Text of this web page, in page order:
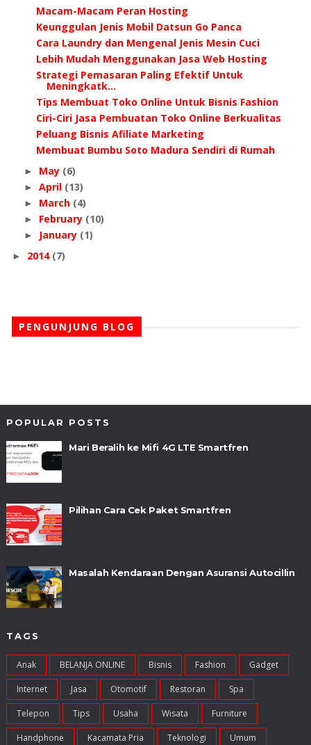
Macam-Macam Peran Hosting
Keunggulan Jenis Mobil Datsun Go Panca
Cara Laundry dan Mengenal Jenis Mesin Cuci
Lebih Mudah Menggunakan Jasa Web Hosting
Strategi Pemasaran Paling Efektif Untuk
Meningkatk...
Tips Membuat Toko Online Untuk Bisnis Fashion
Ciri-Ciri Jasa Pembuatan Toko Online Berkualitas
Peluang Bisnis Afiliate Marketing
Membuat Bumbu Soto Madura Sendiri di Rumah
► May (6)
► April (13)
► March (4)
► February (10)
► January (1)
► 2014 (7)
PENGUNJUNG BLOG
POPULAR POSTS
Mari Beralih ke Mifi 4G LTE Smartfren
Pilihan Cara Cek Paket Smartfren
Masalah Kendaraan Dengan Asuransi Autocillin
TAGS
Anak BELANJA ONLINE Bisnis Fashion Gadget
Internet Jasa Otomotif Restoran Spa
Telepon Tips Usaha Wisata Furniture
Handphone Kacamata Pria Teknologi Umum